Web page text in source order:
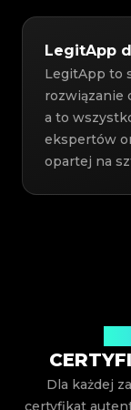
LegitApp
LegitApp to
rozwiązanie
a to
ekspertów
opartej na
Dla każdej
certyfikat